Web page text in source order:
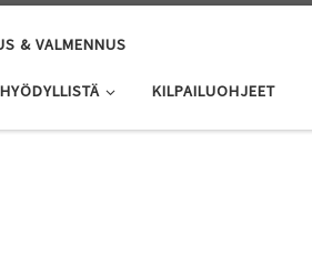
& VALMENNUS
HYÖDYLLISTÄ KILPAILUOHJEET